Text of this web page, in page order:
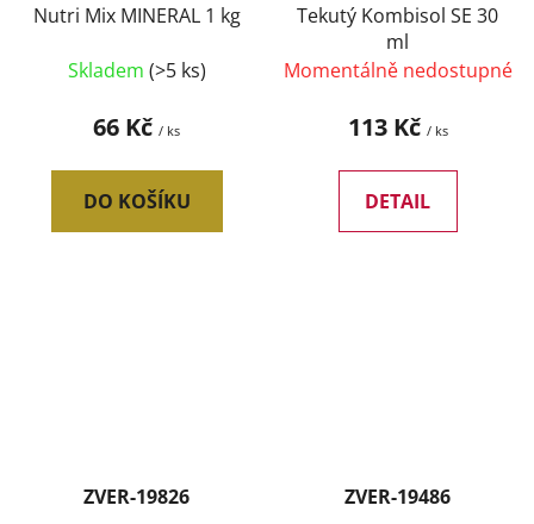
Nutri Mix MINERAL 1 kg
Skladem (>5 ks)
66 Kč / ks
DO KOŠÍKU
Tekutý Kombisol SE 30
ml
Momentálně nedostupné
113 Kč / ks
DETAIL
ZVER-19826
ZVER-19486